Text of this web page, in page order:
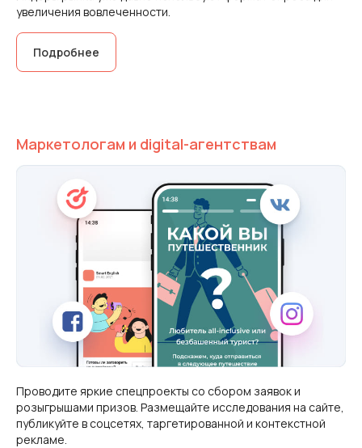
увеличения вовлеченности.
Подробнее
Маркетологам и digital-агентствам
Проводите яркие спецпроекты со сбором заявок и
розыгрышами призов. Размещайте исследования на сайте,
публикуйте в соцсетях, таргетированной и контекстной
рекламе.